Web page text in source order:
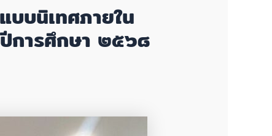
บบนิเทศภายใน
การศึกษา ๒๕๖๘